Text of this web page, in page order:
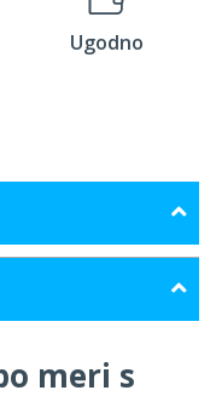
Ugodno
meri s